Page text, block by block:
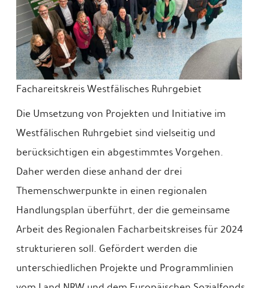
Fachareitskreis Westfälisches Ruhrgebiet
Die Umsetzung von Projekten und Initiative im
Westfälischen Ruhrgebiet sind vielseitig und
berücksichtigen ein abgestimmtes Vorgehen.
Daher werden diese anhand der drei
Themenschwerpunkte in einen regionalen
Handlungsplan überführt, der die gemeinsame
Arbeit des Regionalen Facharbeitskreises für 2024
strukturieren soll. Gefördert werden die
unterschiedlichen Projekte und Programmlinien